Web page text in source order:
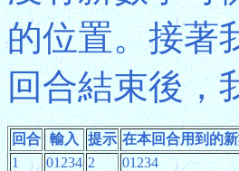
的位置。接著
回合結束後，
回合 輸入 提示 在本回合用到的
1
01234 2 01234